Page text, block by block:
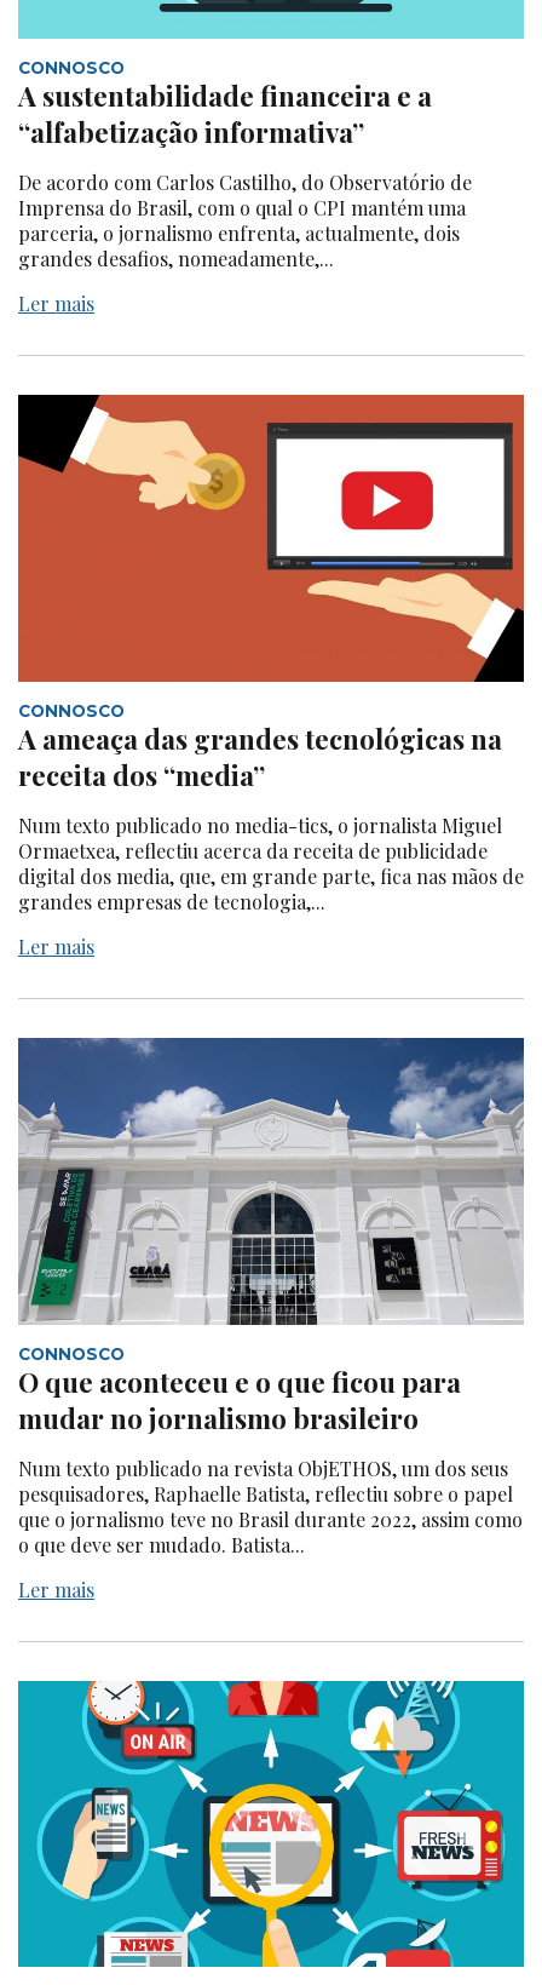
CONNOSCO
A sustentabilidade financeira e a
“alfabetização informativa”
De acordo com Carlos Castilho, do Observatório de
Imprensa do Brasil, com o qual o CPI mantém uma
parceria, o jornalismo enfrenta, actualmente, dois
grandes desafios, nomeadamente,...
Ler mais
CONNOSCO
A ameaça das grandes tecnológicas na
receita dos “media”
Num texto publicado no media-tics, o jornalista Miguel
Ormaetxea, reflectiu acerca da receita de publicidade
digital dos media, que, em grande parte, fica nas mãos de
grandes empresas de tecnologia,...
Ler mais
CONNOSCO
O que aconteceu e o que ficou para
mudar no jornalismo brasileiro
Num texto publicado na revista ObjETHOS, um dos seus
pesquisadores, Raphaelle Batista, reflectiu sobre o papel
que o jornalismo teve no Brasil durante 2022, assim como
o que deve ser mudado. Batista...
Ler mais